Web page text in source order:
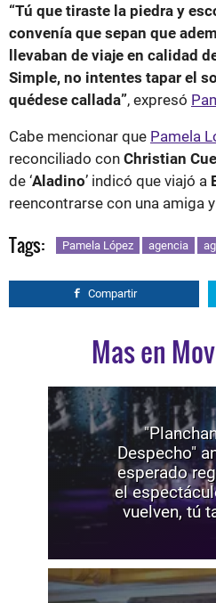
“Tú que tiraste la piedra y
convenía que sepan que
llevaban de viaje en calidad
Simple, no intentes tapar el
quédese callada”, expresó
Cabe mencionar que Pamela
reconciliado con Christian
de ‘Aladino’ indicó que viajó a
reencontrarse con una amiga
Tags: Pamela López agencia ag
Compartir
Mas en
Despecho"
esperado
el
vuelven, tú